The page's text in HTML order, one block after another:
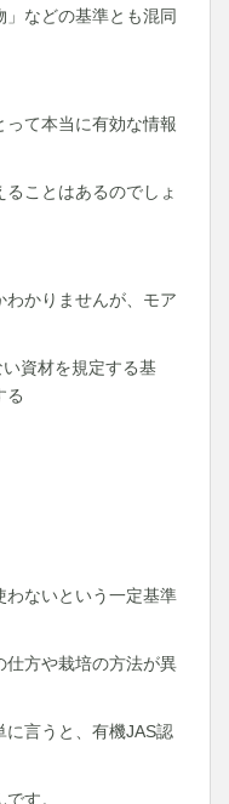
どの基準とも混同
て本当に有効な情報
とはあるのでしょ
かりませんが、モア
材を規定する基
る
ないという一定基準
方や栽培の方法が異
言うと、有機JAS認
す。